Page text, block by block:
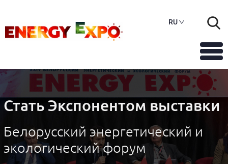
RU
Стать Экспонентом выставки
Белорусский энергетический и
экологический форум